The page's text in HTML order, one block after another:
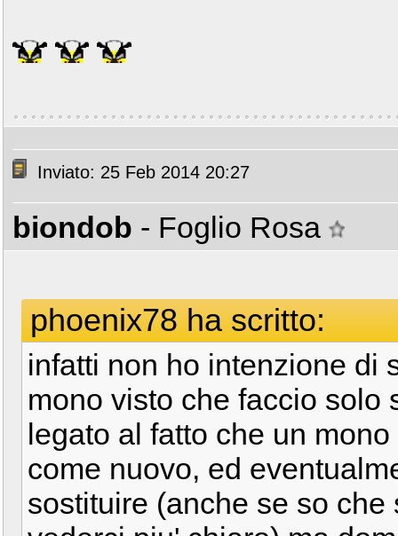
Inviato: 25 Feb 2014 20:27
biondob - Foglio Rosa
phoenix78 ha scritto:
infatti non ho intenzione di
mono visto che faccio solo
legato al fatto che un
come nuovo, ed
sostituire (anche se so